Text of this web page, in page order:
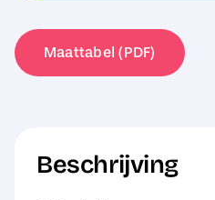
Zip
Sweat
Maattabel (PDF)
Beschrijving